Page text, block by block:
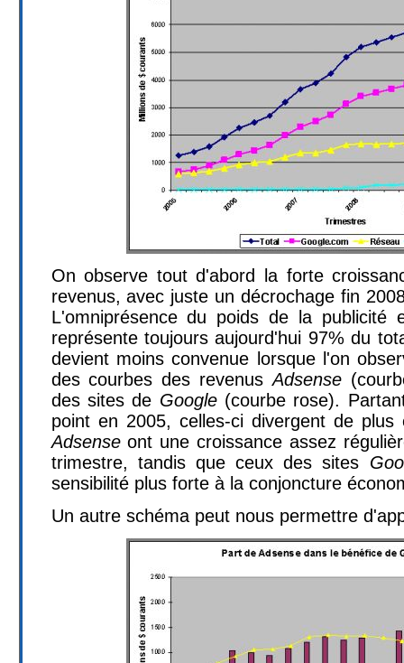
On observe tout d'abord la forte
revenus, avec juste un décrochage fin
L'omniprésence du poids de la publicité
représente toujours aujourd'hui 97% du
devient moins convenue lorsque l'on
des courbes des revenusAdsense
des sites de Google(courbe rose).
point en 2005, celles-ci divergent de
Adsenseont une croissance assez
trimestre, tandis que ceux des sites
sensibilité plus forte à la conjoncture
Un autre schéma peut nous permettre